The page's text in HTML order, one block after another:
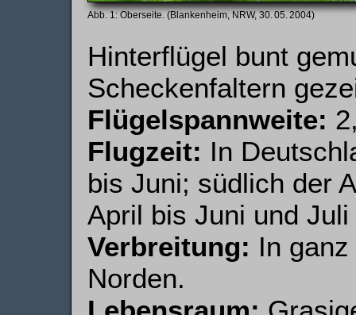
Oberseite. (Blankenheim, NRW, 30. 05. 2004)
Hinterflügel bunt
Scheckenfaltern
Flügelspannweite:
Flugzeit: In
bis Juni; südlich der
April bis Juni und
Verbreitung: In
Norden.